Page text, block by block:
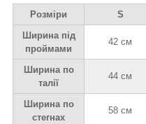
Розміри S
Ширина під
проймами
42 см
Ширина по
талії
44 см
Ширина по
стегнах
58 см